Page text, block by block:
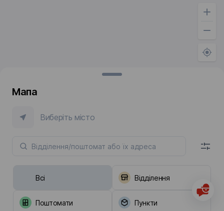
Мапа
Виберіть місто
Всі Відділення
Поштомати Пункти